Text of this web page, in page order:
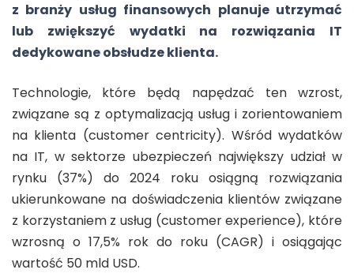
z branży usług finansowych planuje utrzymać
lub zwiększyć wydatki na rozwiązania IT
dedykowane obsłudze klienta.
Technologie, które będą napędzać ten wzrost,
związane są z optymalizacją usług i zorientowaniem
na klienta (customer centricity). Wśród wydatków
na IT, w sektorze ubezpieczeń największy udział w
rynku (37%) do 2024 roku osiągną rozwiązania
ukierunkowane na doświadczenia klientów związane
z korzystaniem z usług (customer experience), które
wzrosną o 17,5% rok do roku (CAGR) i osiągając
wartość 50 mld USD.